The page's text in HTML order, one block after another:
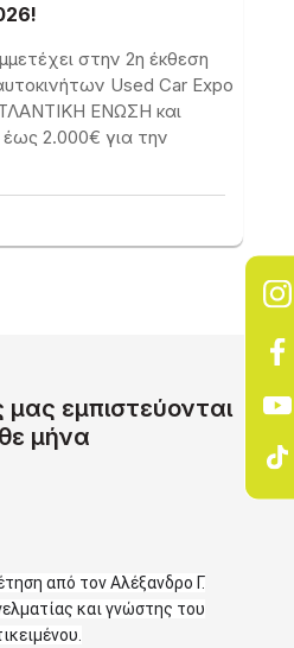
στην 2η έκθεση
Used Car Expo
ΕΝΩΣΗ και
2.000€ για την
εμπιστεύονται
μήνα
από τον Αλέξανδρο Γ.
και γνώστης του